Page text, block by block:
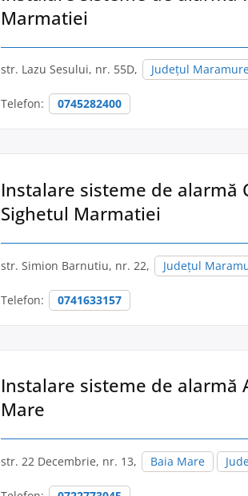
Marmatiei
str. Lazu Sesului, nr. 55D, Județul
Telefon: 0745282400
Instalare sisteme de alarmă
Sighetul Marmatiei
str. Simion Barnutiu, nr. 22, Județul
Telefon: 0741633157
Instalare sisteme de alarmă
Mare
str. 22 Decembrie, nr. 13, Baia Mare